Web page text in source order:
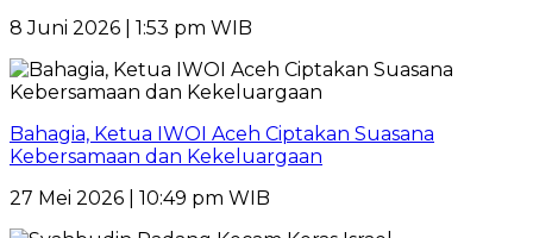
8 Juni 2026 | 1:53 pm WIB
Bahagia, Ketua IWOI Aceh Ciptakan Suasana
Kebersamaan dan Kekeluargaan
27 Mei 2026 | 10:49 pm WIB